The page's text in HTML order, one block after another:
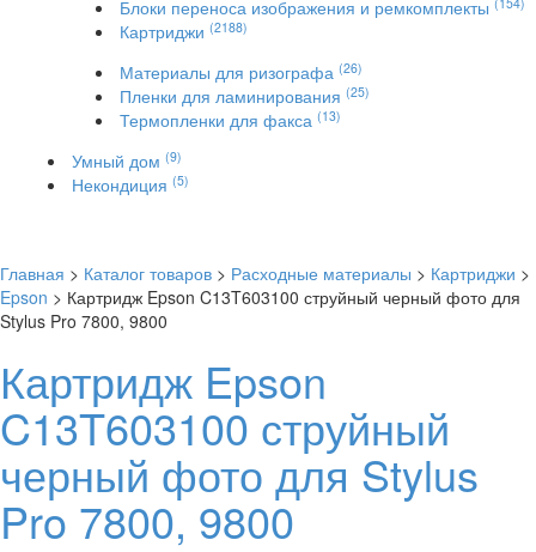
Блоки переноса изображения и ремкомплекты
Картриджи (2188)
Материалы для ризографа (26)
Пленки для ламинирования (25)
Термопленки для факса (13)
Умный дом (9)
Некондиция (5)
Главная > Каталог товаров > Расходные материалы > Картриджи >
Epson > Картридж Epson C13T603100 струйный черный фото для
Stylus Pro 7800, 9800
Картридж Epson
C13T603100 струйный
черный фото для Stylus
Pro 7800, 9800